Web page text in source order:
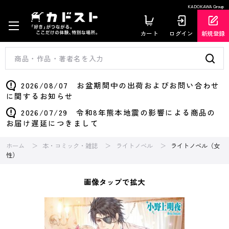
KADOKAWA Group
カート ログイン 新規登録
2026/08/07 お盆期間中の出荷およびお問い合わせ
に関するお知らせ
2026/07/29 令和8年熊本地震の影響による商品の
お届け遅延につきまして
ホーム 本・コミック・雑誌 ライトノベル
ライトノベル（女
性）
画像タップで拡大